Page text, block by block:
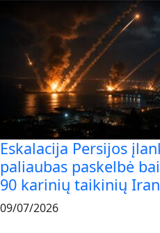
Eskalacija Persijos
paliaubas paskelbė
90 karinių taikinių
09/07/2026